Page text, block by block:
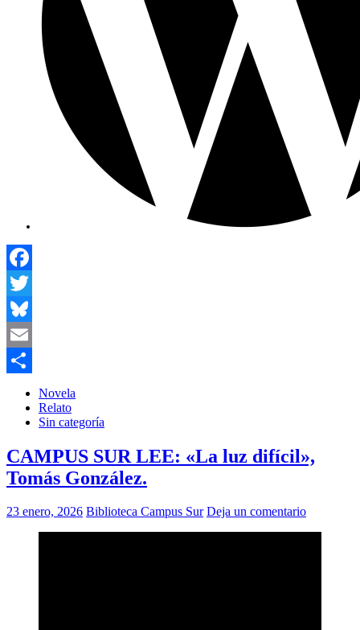
Facebook
Twitter
Bluesky
Email
Compartir
Novela
Relato
Sin categoría
CAMPUS SUR LEE: «La luz difícil»,
Tomás González.
23 enero, 2026 Biblioteca Campus Sur Deja un comentario